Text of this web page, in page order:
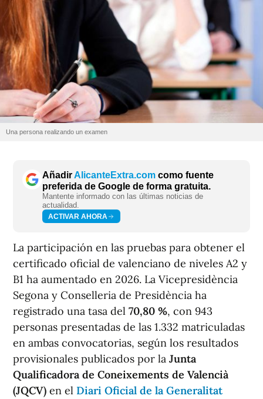
Una persona realizando un examen
AñadirAlicanteExtra.com como fuente
preferida de Google de forma gratuita.
Mantente informado con las últimas noticias de
actualidad.
ACTIVAR AHORA
La participación en las pruebas para obtener el
certificado oficial de valenciano de niveles A2 y
B1 ha aumentado en 2026. La Vicepresidència
Segona y Conselleria de Presidència ha
registrado una tasa del 70,80 %, con 943
personas presentadas de las 1.332 matriculadas
en ambas convocatorias, según los resultados
provisionales publicados por la Junta
Qualificadora de Coneixements de Valencià
(JQCV) en el Diari Oficial de la Generalitat